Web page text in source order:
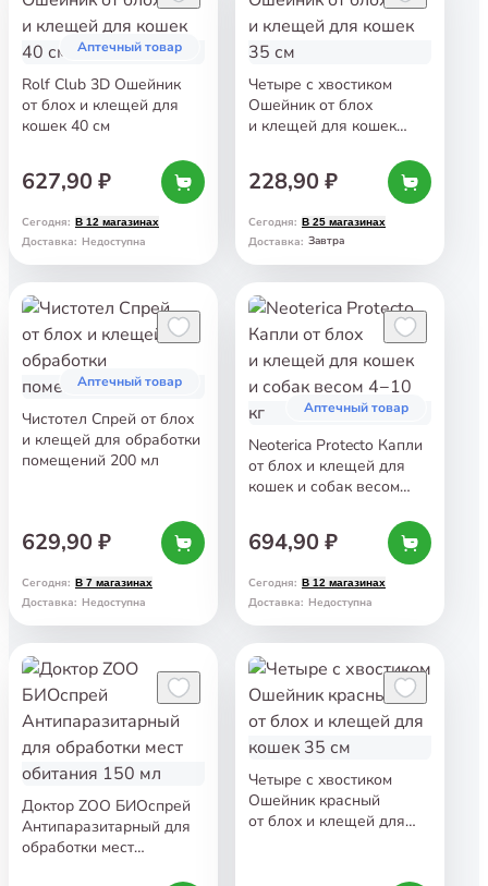
Аптечный товар
Rolf Club 3D Ошейник
от блох и клещей для
кошек 40 см
627,90 ₽
Сегодня: В 12 магазинах
Доставка: Недоступна
Четыре с хвостиком
Ошейник от блох
и клещей для кошек
228,90 ₽
Сегодня: В 25 магазинах
Доставка: Завтра
Аптечный товар
Чистотел Спрей от блох
и клещей для обработки
помещений 200 мл
629,90 ₽
Сегодня: В 7 магазинах
Доставка: Недоступна
Аптечный товар
Neoterica Protecto Капли
от блох и клещей для
кошек и собак весом
694,90 ₽
Сегодня: В 12 магазинах
Доставка: Недоступна
Доктор ZOO БИОспрей
Антипаразитарный для
обработки мест
Четыре с хвостиком
Ошейник красный
от блох и клещей для